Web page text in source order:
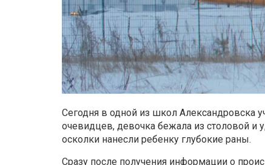
Сегодня в одной из школ Александровска
очевидцев, девочка бежала из столовой и
осколки нанесли ребенку глубокие раны.
Сразу после получения информации о